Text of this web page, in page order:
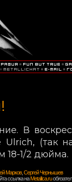
В
(так
18-1/2 дюйма.
Марков, Сергей Чернышев
ссылка наMetallica.ru